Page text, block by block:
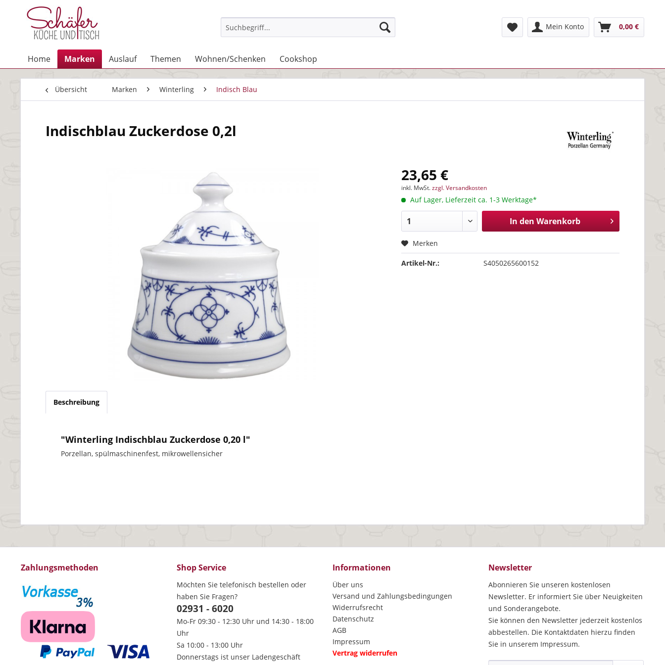
Mein Konto 0,00 €
Home Marken Auslauf Themen Wohnen/Schenken Cookshop
Übersicht Marken Winterling Indisch Blau
Indischblau Zuckerdose 0,2l
23,65 €
inkl. MwSt.zzgl. Versandkosten
Auf Lager, Lieferzeit ca. 1-3 Werktage*
In den Warenkorb
Merken
Artikel-Nr.: S4050265600152
Beschreibung
"Winterling Indischblau Zuckerdose 0,20 l"
Porzellan, spülmaschinenfest, mikrowellensicher
Zahlungsmethoden Shop Service
Möchten Sie telefonisch bestellen oder
haben Sie Fragen?
02931 - 6020
Mo-Fr 09:30 - 12:30 Uhr und 14:30 - 18:00
Uhr
Sa 10:00 - 13:00 Uhr
Donnerstags ist unser Ladengeschäft
Informationen
Über uns
Versand und Zahlungsbedingungen
Widerrufsrecht
Datenschutz
AGB
Impressum
Vertrag widerrufen
Newsletter
Abonnieren Sie unseren kostenlosen
Newsletter. Er informiert Sie über Neuigkeiten
und Sonderangebote.
Sie können den Newsletter jederzeit kostenlos
abbestellen. Die Kontaktdaten hierzu finden
Sie in unserem Impressum.